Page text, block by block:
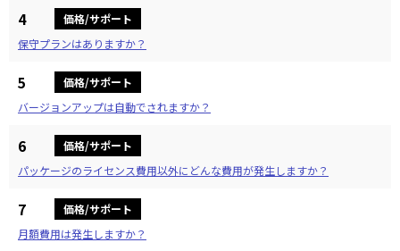
4
価格/サポート
保守プランはありますか？
5
価格/サポート
バージョンアップは自動でされますか？
6
価格/サポート
パッケージのライセンス費用以外にどんな費用が発生しますか？
7
価格/サポート
月額費用は発生しますか？